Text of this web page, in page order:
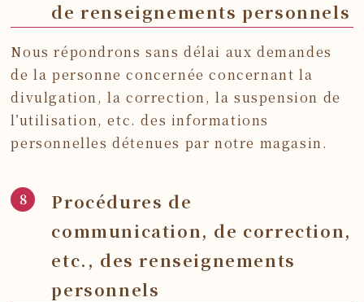
de renseignements personnels
Nous répondrons sans délai aux demandes
de la personne concernée concernant la
divulgation, la correction, la suspension de
l’utilisation, etc. des informations
personnelles détenues par notre magasin.
Procédures de
communication, de correction,
etc., des renseignements
personnels